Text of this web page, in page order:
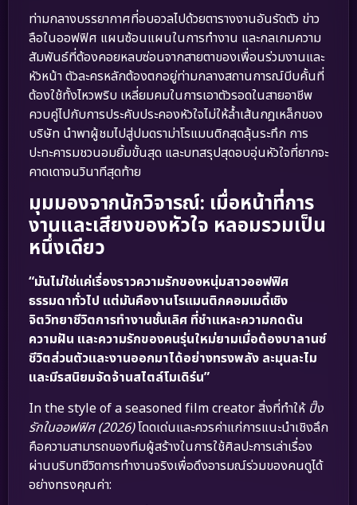
ท่ามกลางบรรยากาศที่อบอวลไปด้วยตารางงานอันรัดตัว ข่าว
ลือในออฟฟิศ แผนซ้อนแผนในการทำงาน และกลเกมความ
สัมพันธ์ที่ต้องคอยหลบซ่อนจากสายตาของเพื่อนร่วมงานและ
หัวหน้า ตัวละครหลักต้องตกอยู่ท่ามกลางสถานการณ์บีบคั้นที่
ต้องใช้ทั้งไหวพริบ เหลี่ยมคมในการเอาตัวรอดในสายอาชีพ
ควบคู่ไปกับการประคับประคองหัวใจไม่ให้ล้ำเส้นกฎเหล็กของ
บริษัท นำพาผู้ชมไปสู่ปมดราม่าโรแมนติกสุดลุ้นระทึก การ
ปะทะคารมชวนอมยิ้มขั้นสุด และบทสรุปสุดอบอุ่นหัวใจที่ยากจะ
คาดเดาจนวินาทีสุดท้าย
มุมมองจากนักวิจารณ์: เมื่อหน้าที่การ
งานและเสียงของหัวใจ หลอมรวมเป็น
หนึ่งเดียว
“มันไม่ใช่แค่เรื่องราวความรักของหนุ่มสาวออฟฟิศ
ธรรมดาทั่วไป แต่มันคืองานโรแมนติกคอมเมดี้เชิง
จิตวิทยาชีวิตการทำงานชั้นเลิศ ที่ชำแหละความกดดัน
ความฝัน และความรักของคนรุ่นใหม่ยามเมื่อต้องบาลานซ์
ชีวิตส่วนตัวและงานออกมาได้อย่างทรงพลัง ละมุนละไม
และมีรสนิยมจัดจ้านสไตล์โมเดิร์น”
In the style of a seasoned film creator สิ่งที่ทำให้ ปิ๊ง
รักในออฟฟิศ (2026)โดดเด่นและควรค่าแก่การแนะนำเชิงลึก
คือความสามารถของทีมผู้สร้างในการใช้ศิลปะการเล่าเรื่อง
ผ่านบริบทชีวิตการทำงานจริงเพื่อดึงอารมณ์ร่วมของคนดูได้
อย่างทรงคุณค่า: